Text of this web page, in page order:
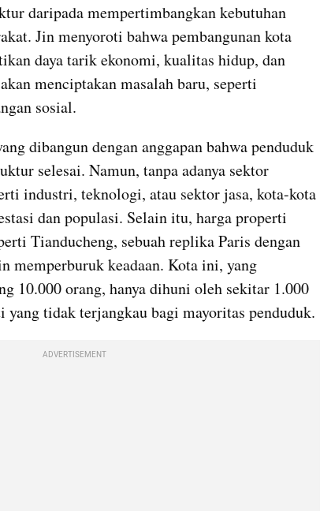
daripada mempertimbangkan kebutuhan
Jin menyoroti bahwa pembangunan kota
daya tarik ekonomi, kualitas hidup, dan
menciptakan masalah baru, seperti
sosial.
dibangun dengan anggapan bahwa penduduk
selesai. Namun, tanpa adanya sektor
industri, teknologi, atau sektor jasa, kota-kota
dan populasi. Selain itu, harga properti
Tianducheng, sebuah replika Paris dengan
memperburuk keadaan. Kota ini, yang
10.000 orang, hanya dihuni oleh sekitar 1.000
yang tidak terjangkau bagi mayoritas penduduk.
ADVERTISEMENT